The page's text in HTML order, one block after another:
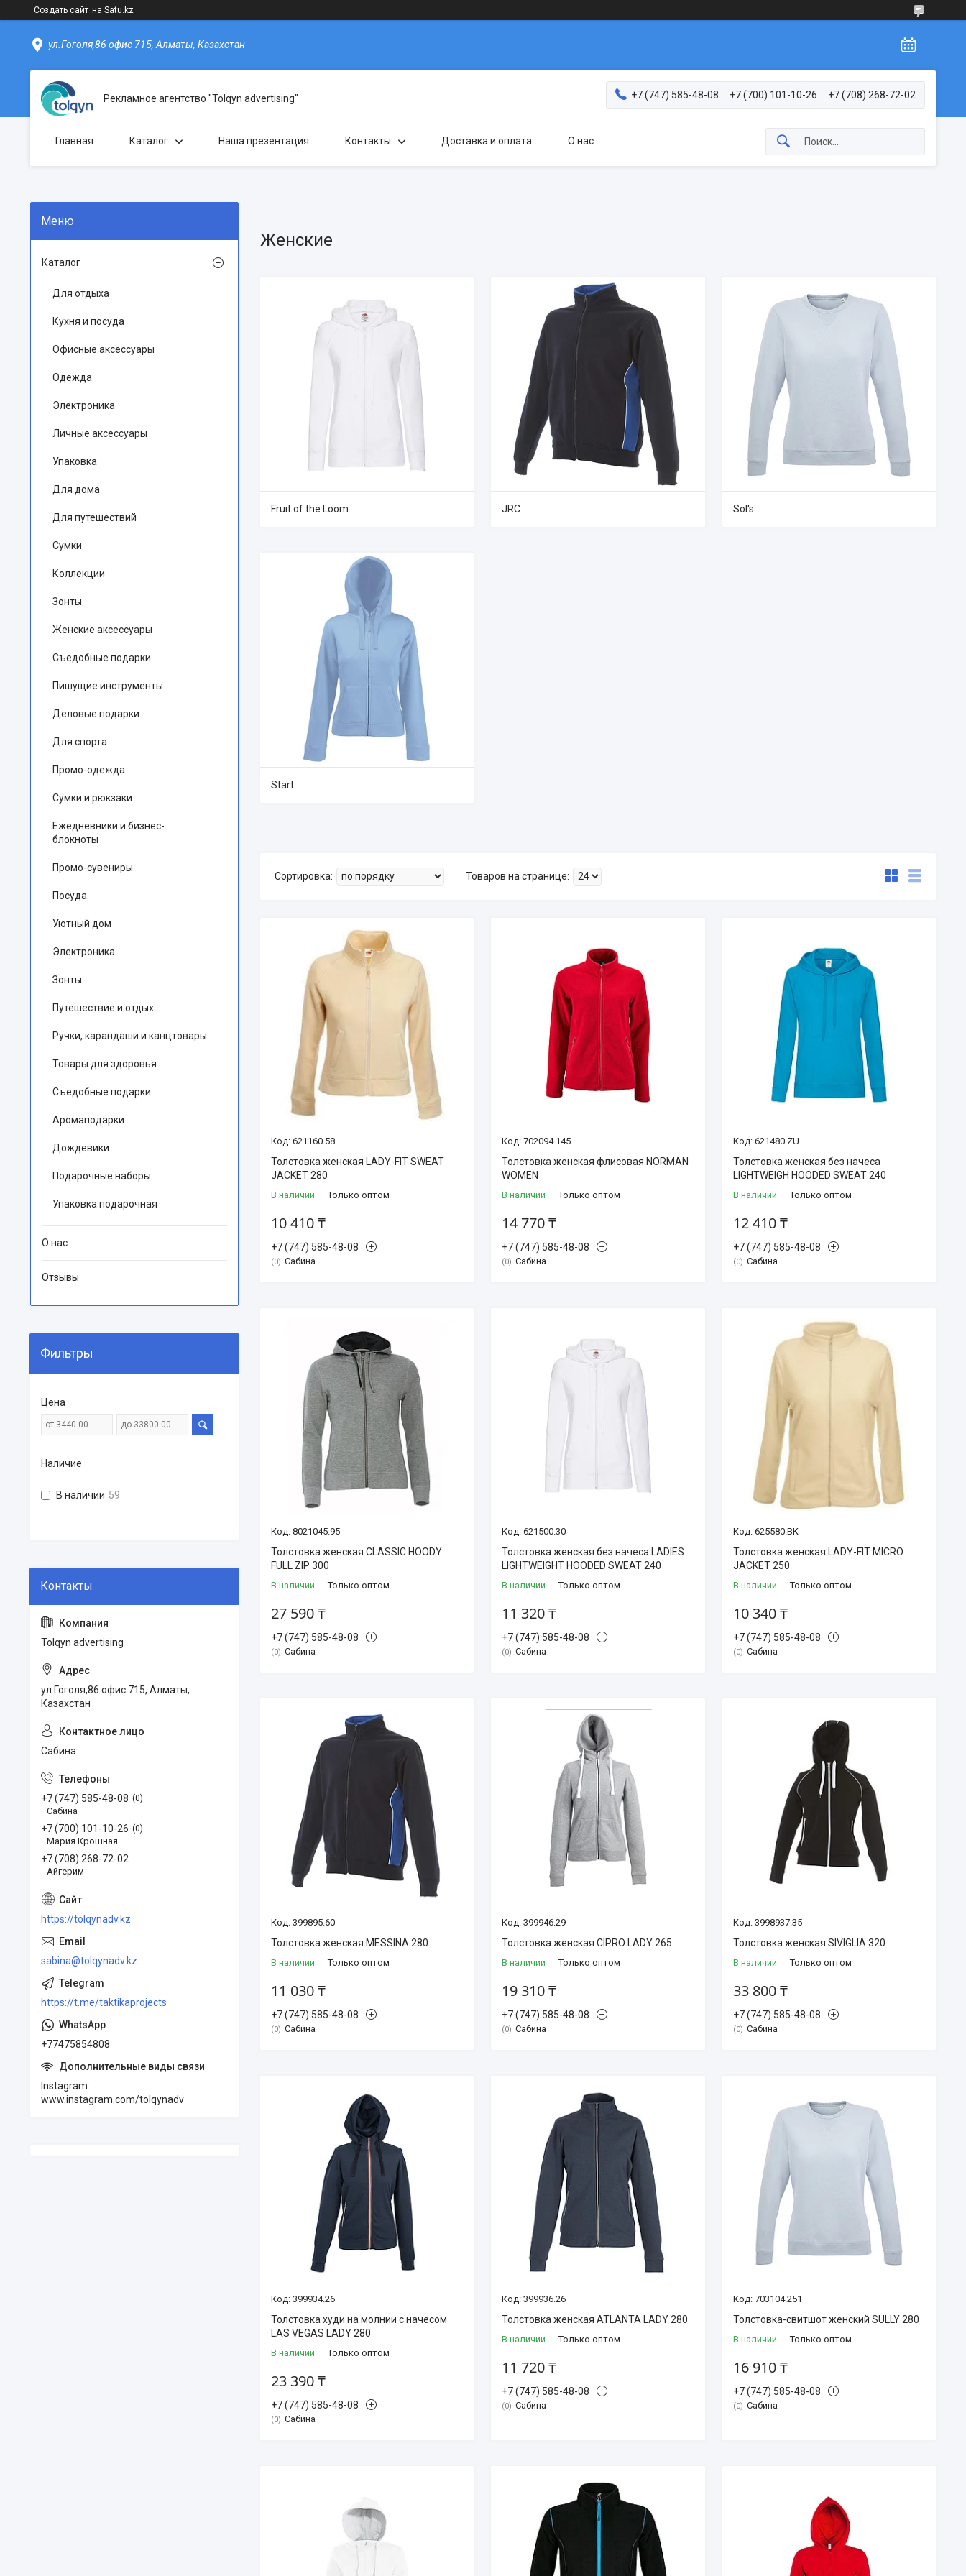
Создать сайт на Satu.kz
ул.Гоголя,86 офис 715, Алматы, Казахстан
Рекламное агентство "Tolqyn advertising" +7 (747) 585-48-08 +7 (700) 101-10-26 +7 (708) 268-72-02
Главная Каталог Наша презентация Контакты Доставка и оплата О нас
Женские
Fruit of the Loom JRC Sol's
Start
621160.58
Толстовка женская LADY-FIT SWEAT
JACKET 280
В наличии Только оптом
10 410 ₸
+7 (747) 585-48-08
0 Сабина
702094.145
Толстовка женская флисовая NORMAN
WOMEN
В наличии Только оптом
14 770 ₸
+7 (747) 585-48-08
0 Сабина
621480.ZU
Толстовка женская без начеса
LIGHTWEIGH HOODED SWEAT 240
В наличии Только оптом
12 410 ₸
+7 (747) 585-48-08
0 Сабина
8021045.95
Толстовка женская CLASSIC HOODY
FULL ZIP 300
В наличии Только оптом
27 590 ₸
+7 (747) 585-48-08
0 Сабина
621500.30
Толстовка женская без начеса LADIES
LIGHTWEIGHT HOODED SWEAT 240
В наличии Только оптом
11 320 ₸
+7 (747) 585-48-08
0 Сабина
625580.BK
Толстовка женская LADY-FIT MICRO
JACKET 250
В наличии Только оптом
10 340 ₸
+7 (747) 585-48-08
0 Сабина
399895.60
Толстовка женская MESSINA 280
В наличии Только оптом
11 030 ₸
+7 (747) 585-48-08
0 Сабина
399946.29
Толстовка женская CIPRO LADY 265
В наличии Только оптом
19 310 ₸
+7 (747) 585-48-08
0 Сабина
3998937.35
Толстовка женская SIVIGLIA 320
В наличии Только оптом
33 800 ₸
+7 (747) 585-48-08
0 Сабина
399934.26
Толстовка худи на молнии с начесом
LAS VEGAS LADY 280
В наличии Только оптом
23 390 ₸
+7 (747) 585-48-08
0 Сабина
399936.26
Толстовка женская ATLANTA LADY 280
В наличии Только оптом
11 720 ₸
+7 (747) 585-48-08
0 Сабина
703104.251
Толстовка-свитшот женский SULLY 280
В наличии Только оптом
16 910 ₸
+7 (747) 585-48-08
0 Сабина
Каталог
Для отдыха
Кухня и посуда
Офисные аксессуары
Одежда
Электроника
Личные аксессуары
Упаковка
Для дома
Для путешествий
Сумки
Коллекции
Зонты
Женские аксессуары
Съедобные подарки
Пишущие инструменты
Деловые подарки
Для спорта
Промо-одежда
Сумки и рюкзаки
Ежедневники и бизнес-
блокноты
Промо-сувениры
Посуда
Уютный дом
Электроника
Зонты
Путешествие и отдых
Ручки, карандаши и канцтовары
Товары для здоровья
Съедобные подарки
Аромаподарки
Дождевики
Подарочные наборы
Упаковка подарочная
О нас
Отзывы
Фильтры
Цена
Наличие
В наличии 59
Tolqyn advertising
ул.Гоголя,86 офис 715, Алматы,
Казахстан
Сабина
+7 (747) 585-48-08 0
Сабина
+7 (700) 101-10-26 0
Мария Крошная
+7 (708) 268-72-02
Айгерим
https://tolqynadv.kz
sabina@tolqynadv.kz
https://t.me/taktikaprojects
+77475854808
Instagram
www.instagram.com/tolqynadv